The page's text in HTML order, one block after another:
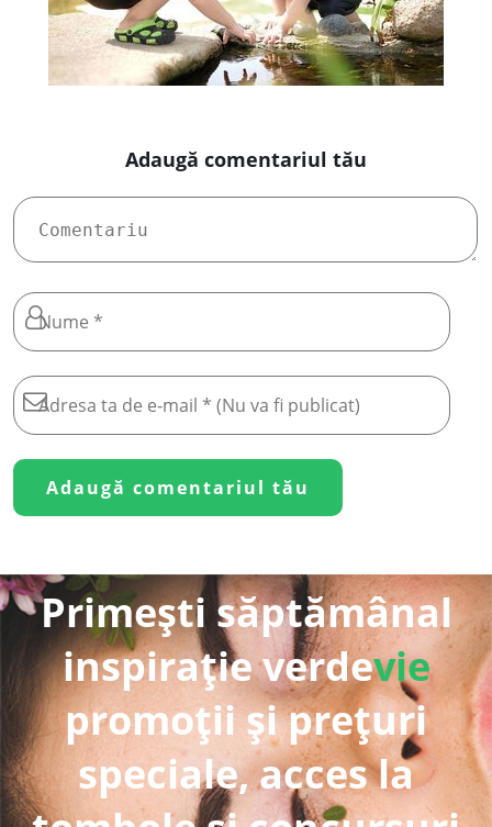
Adaugă comentariul tău
Primești săptămânal
inspirație verdevie
promoții și prețuri
speciale, acces la